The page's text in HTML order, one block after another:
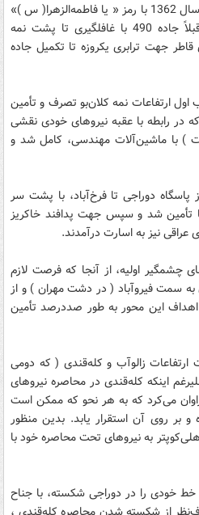
عملیات ساعت11 هفتم مردادماه سال 1362 با رمز « یا فاطمه‌الزهرا( س )»
آغاز شد. محور شمالی عملیات قبلاً جاده 490 با غافلگیری تا پشت نمه
جهت ترابری یکروزه تا تکمیل جاده
ارتفاعات نمه کلان‌بو تصرف و تأمین
برای شب دوم جاده 490 ( که در رابطه با عقبه نیروهای خودی نقشی
) با ماشین‌آلات مهندسی، کامل شد و
دوراجی تا فرخ‌آباد، با پشت سر
تأمین شد و سپس جهت پدافند خاکریز
چشمگیر اولیه، از آنجا که فرصت لازم
به سمت فیروآباد ( در دشت مهران ) و از
اهداف این محور به طور صددرصد تأمین
زالوآب و کله‌قندی ( که دومی
اینکه کله‌قندی در محاصره نیروهای
می‌کرد که به هر نحو که ممکن است
بر روی آن استقرار یابد. بدین منظور
به نیروهای تحت محاصره خود با
خودی را در دوراجی شکسته، با جناح